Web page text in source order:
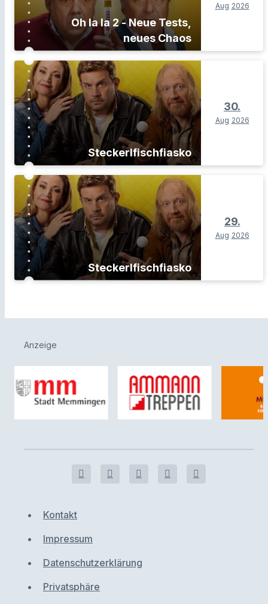
Oh la la 2 - Neue Tests,
neues Chaos
Aug 2026
Steckerlfischfiasko
30.
Aug 2026
Steckerlfischfiasko
29.
Aug 2026
Anzeige
Kontakt
Impressum
Datenschutzerklärung
Privatsphäre